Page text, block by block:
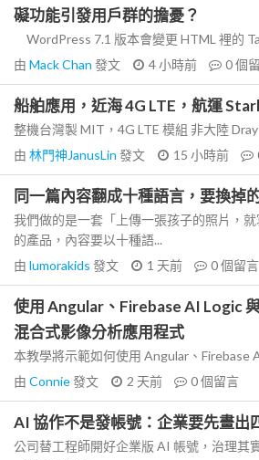
礙功能引發用戶群的擔憂？
WordPress 7.1 版本會變更 HTML 裡的
由 Mack Chan 發文 4 小時前 0個
船舶應用，近海 4G LTE，航運
整機台灣製 MIT，4G LTE 模組 非大陸
由 林門神JanusLin 發文 15 小時前
同一篇內容翻成十種語言，要換掉
我們做的是一套「上傳一張孩子的照片，就
的產品，內容要以十種語...
由 lumorakids 發文 1 天前 0個留言
使用 Angular、Firebase AI Logic
混合式影像分析應用程式
本教學將示範如何使用 Angular、Firebase
由 Connie發文 2 天前 0個留言
AI 協作不是發帳號：企業要先畫出
公司替工程師開好企業版 AI 帳號，治理其